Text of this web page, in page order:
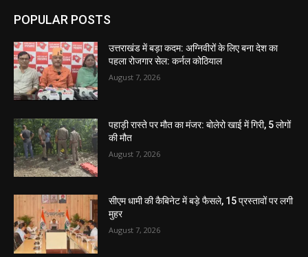
POPULAR POSTS
उत्तराखंड में बड़ा कदम: अग्निवीरों के लिए बना देश का
पहला रोजगार सेल: कर्नल कोठियाल
August 7, 2026
पहाड़ी रास्ते पर मौत का मंजर: बोलेरो खाई में गिरी, 5 लोगों
की मौत
August 7, 2026
सीएम धामी की कैबिनेट में बड़े फैसले, 15 प्रस्तावों पर लगी
मुहर
August 7, 2026